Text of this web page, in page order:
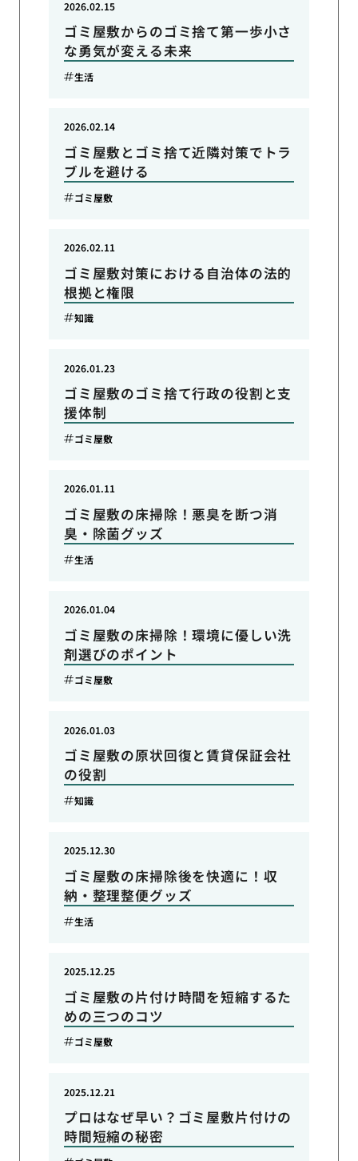
ゴミ屋敷からのゴミ捨て第一歩小さ
な勇気が変える未来
2026.02.15
生活
ゴミ屋敷とゴミ捨て近隣対策でトラ
ブルを避ける
2026.02.14
ゴミ屋敷
ゴミ屋敷対策における自治体の法的
根拠と権限
2026.02.11
知識
ゴミ屋敷のゴミ捨て行政の役割と支
援体制
2026.01.23
ゴミ屋敷
ゴミ屋敷の床掃除！悪臭を断つ消
臭・除菌グッズ
2026.01.11
生活
ゴミ屋敷の床掃除！環境に優しい洗
剤選びのポイント
2026.01.04
ゴミ屋敷
ゴミ屋敷の原状回復と賃貸保証会社
の役割
2026.01.03
知識
ゴミ屋敷の床掃除後を快適に！収
納・整理整便グッズ
2025.12.30
生活
ゴミ屋敷の片付け時間を短縮するた
めの三つのコツ
2025.12.25
ゴミ屋敷
プロはなぜ早い？ゴミ屋敷片付けの
時間短縮の秘密
2025.12.21